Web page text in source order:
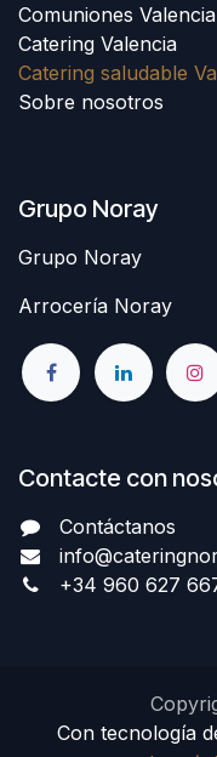
Comuniones Valencia
Catering Valencia
Catering saludable
Sobre nosotros
Grupo Noray
Grupo Noray
Arrocería Noray
Contacte con
Contáctanos
+34 960 627
Con tecnología